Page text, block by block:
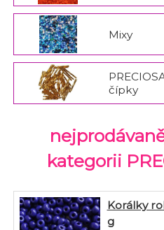
Mixy
čípky
kategorii
Korálky
g